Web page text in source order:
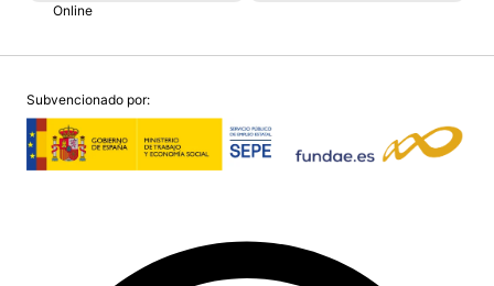
Online
Subvencionado por: